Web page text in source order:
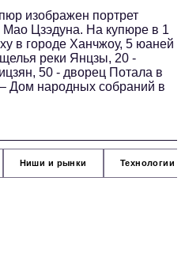
подписка
изображен портрет
Цзэдуна. На купюре в 1
в городе Ханчжоу, 5 юаней
реки Янцзы, 20 -
50 - дворец Потала в
Дом народных собраний в
Ниши и рынки Технологии